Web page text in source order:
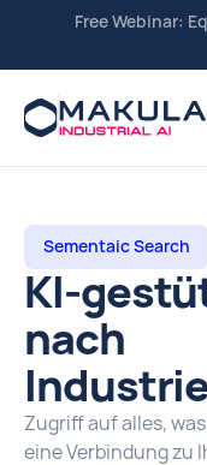
Free Webinar:
Sementaic Search
KI-
nach
Zugriff auf alles,
eine Verbindung zu